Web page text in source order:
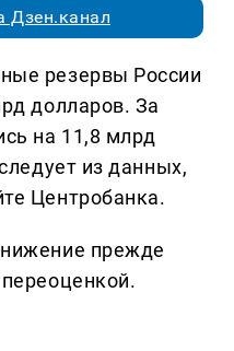
Дзен.канал
резервы России
долларов. За
на 11,8 млрд
из данных,
Центробанка.
прежде